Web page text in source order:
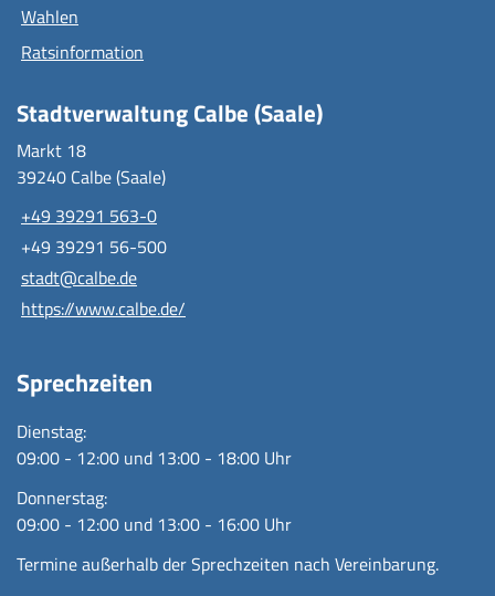
Wahlen
Ratsinformation
Stadtverwaltung Calbe (Saale)
Markt 18
39240 Calbe (Saale)
+49 39291 563-0
+49 39291 56-500
stadt@calbe.de
https://www.calbe.de/
Sprechzeiten
Dienstag:
09:00 - 12:00 und 13:00 - 18:00 Uhr
Donnerstag:
09:00 - 12:00 und 13:00 - 16:00 Uhr
Termine außerhalb der Sprechzeiten nach Vereinbarung.